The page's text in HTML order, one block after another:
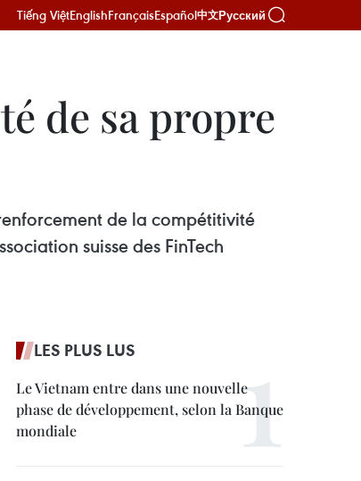
Tiếng ViệtEnglishFrançaisEspañol中文Русский
de sa propre
de la compétitivité
suisse des FinTech
LES PLUS LUS
Le Vietnam entre dans une nouvelle
phase de développement, selon la Banque
mondiale